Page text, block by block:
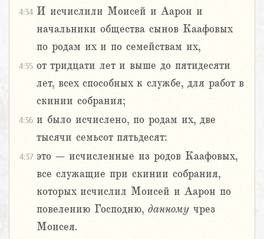
4:34 И исчислили Моисей и Аарон и
начальники общества сынов Каафовых
по родам их и по семействам их,
4:35 от тридцати лет и выше до пятидесяти
лет, всех способных к службе, для работ в
скинии собрания;
4:36 и было исчислено, по родам их, две
тысячи семьсот пятьдесят:
4:37 это – исчисленные из родов Каафовых,
все служащие при скинии собрания,
которых исчислил Моисей и Аарон по
повелению Господню, данному чрез
Моисея.